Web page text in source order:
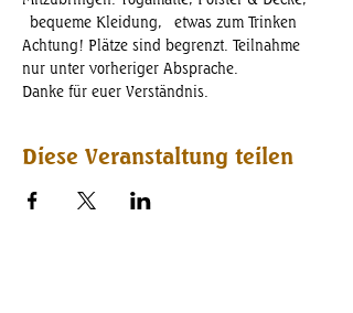
bequeme Kleidung,  etwas zum Trinken
Achtung! Plätze sind begrenzt. Teilnahme
nur unter vorheriger Absprache.
Danke für euer Verständnis.
Diese Veranstaltung teilen